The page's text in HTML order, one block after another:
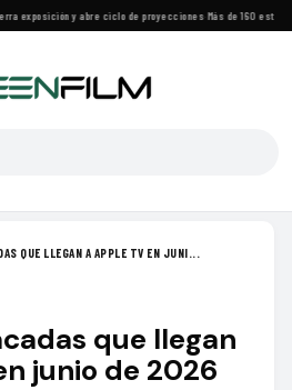
exposición y abre ciclo de proyecciones·Más de 160
QUE LLEGAN A APPLE TV EN JUNI...
que llegan
junio de 2026